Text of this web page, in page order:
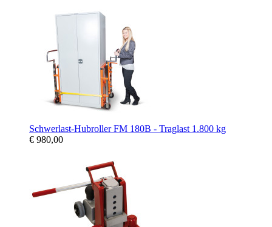
Schwerlast-Hubroller FM 180B - Traglast 1.800 kg
€ 980,00